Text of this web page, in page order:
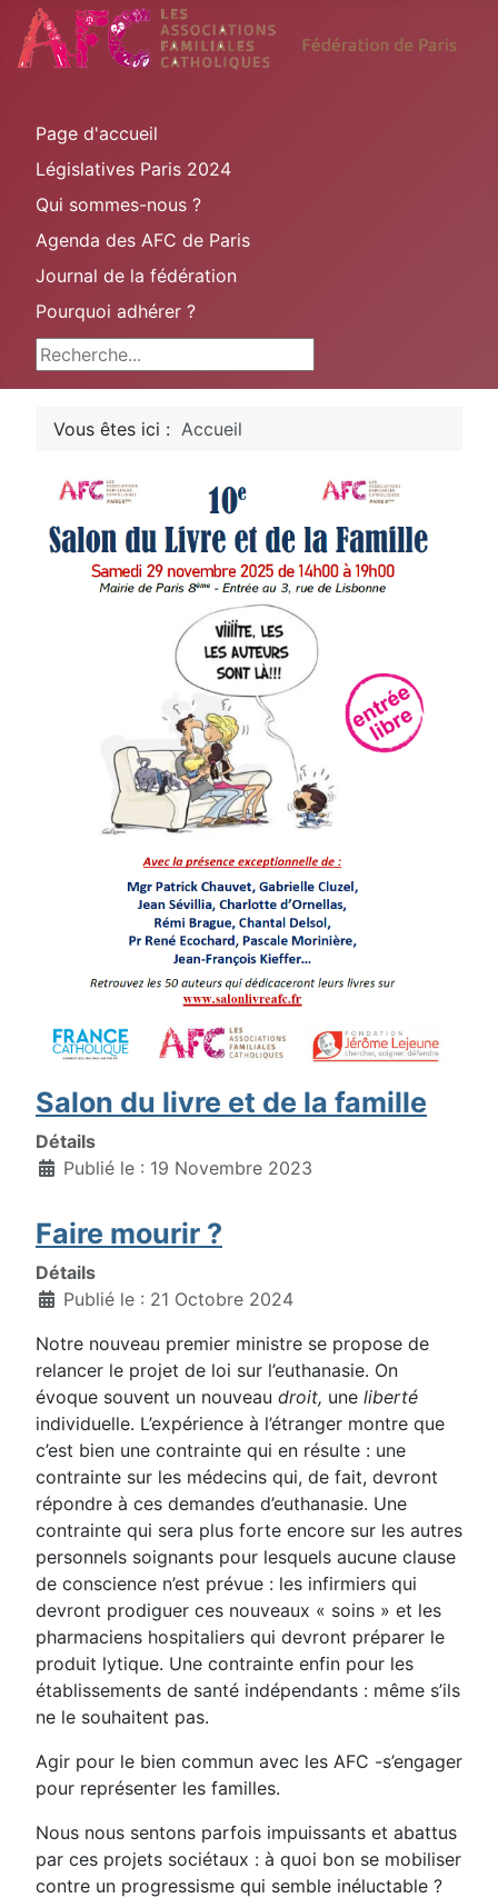
Page d'accueil
Législatives Paris 2024
Qui sommes-nous ?
Agenda des AFC de Paris
Journal de la fédération
Pourquoi adhérer ?
Rechercher
Vous êtes ici : Accueil
Salon du livre et de la famille
Détails
Publié le : 19 Novembre 2023
Faire mourir ?
Détails
Publié le : 21 Octobre 2024
Notre nouveau premier ministre se propose de
relancer le projet de loi sur l’euthanasie. On
évoque souvent un nouveau droit, une liberté
individuelle. L’expérience à l’étranger montre que
c’est bien une contrainte qui en résulte : une
contrainte sur les médecins qui, de fait, devront
répondre à ces demandes d’euthanasie. Une
contrainte qui sera plus forte encore sur les autres
personnels soignants pour lesquels aucune clause
de conscience n’est prévue : les infirmiers qui
devront prodiguer ces nouveaux « soins » et les
pharmaciens hospitaliers qui devront préparer le
produit lytique. Une contrainte enfin pour les
établissements de santé indépendants : même s’ils
ne le souhaitent pas.
Agir pour le bien commun avec les AFC -s’engager
pour représenter les familles.
Nous nous sentons parfois impuissants et abattus
par ces projets sociétaux : à quoi bon se mobiliser
contre un progressisme qui semble inéluctable ?